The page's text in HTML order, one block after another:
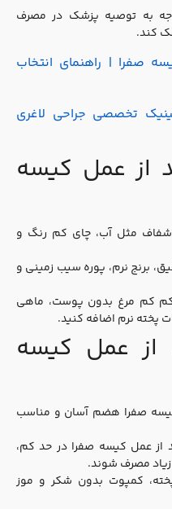
به توصیه پزشک در مصرف
صفرا | راهنمای انتخاب
تخصصی جراحی لاغری
از عمل کیسه
مثل آب، چای کم‌ رنگ و
نرم، پوره سیب‌ زمینی و
کم مرغ بدون پوست، ماهی
نرم اضافه کنید.
عمل کیسه
صفرا هضم آسان و مناسب
عمل کیسه صفرا در حد کم،
مصرف شوند.
کمپوت بدون شکر و موز